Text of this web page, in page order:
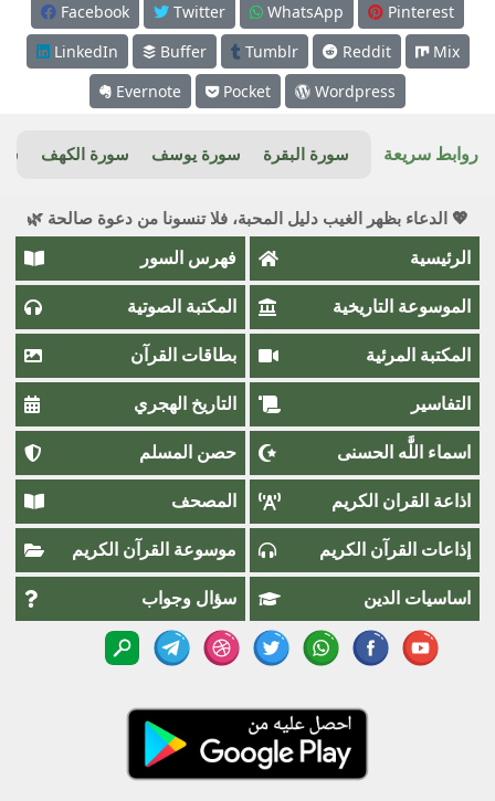
Facebook Twitter WhatsApp
Pinterest
LinkedIn
Buffer Tumblr Reddit
Mix
Evernote
Pocket Wordpress
روابط سريعة سورة البقرة سورة يوسف سورة الكهف
💖 الدعاء بظهر الغيب دليل المحبة، فلا تنسونا من دعوة صالحة 🌿
الرئيسية فهرس السور
الموسوعة التاريخية المكتبة الصوتية
المكتبة المرئية بطاقات القرآن
التفاسير التاريخ الهجري
اسماء اللَّٰه الحسنى حصن المسلم
اذاعة القران الكريم المصحف
إذاعات القرآن الكريم موسوعة القرآن الكريم
اساسيات الدين سؤال وجواب